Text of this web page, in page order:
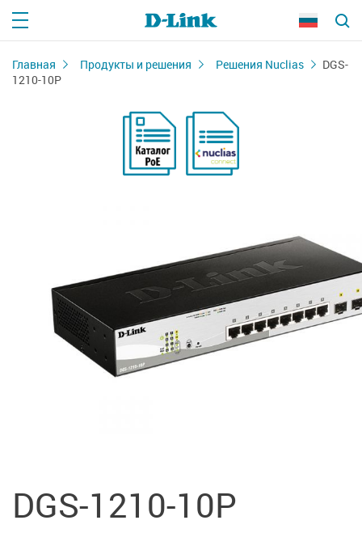
Главная Продукты и решения Решения Nuclias
DGS-
1210-10P
DGS-1210-10P